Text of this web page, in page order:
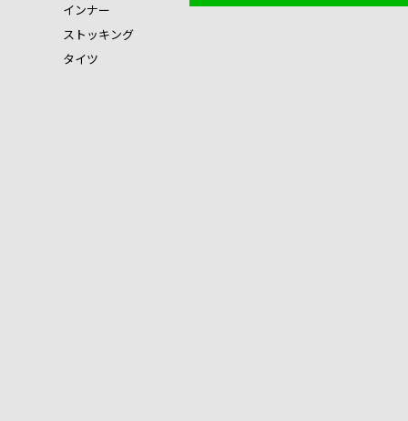
インナー
ストッキング
タイツ